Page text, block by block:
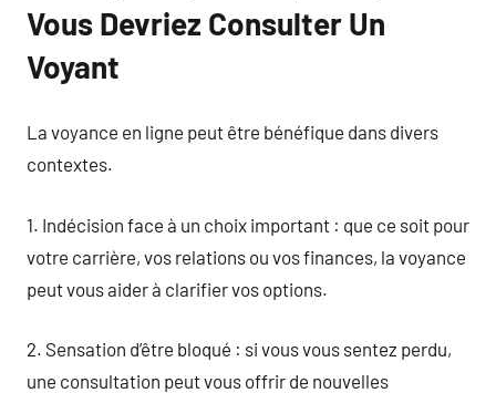
Vous Devriez Consulter Un
Voyant
La voyance en ligne peut être bénéfique dans divers
contextes.
1. Indécision face à un choix important : que ce soit pour
votre carrière, vos relations ou vos finances, la voyance
peut vous aider à clarifier vos options.
2. Sensation d’être bloqué : si vous vous sentez perdu,
une consultation peut vous offrir de nouvelles